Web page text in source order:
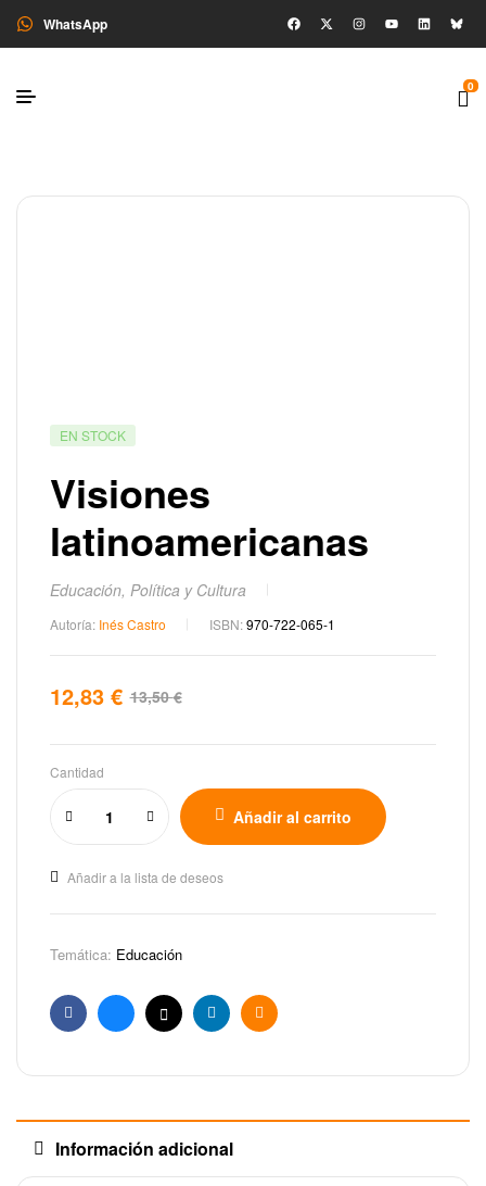
WhatsApp
0
EN STOCK
Visiones
latinoamericanas
Educación, Política y Cultura
Autoría: Inés Castro ISBN:970-722-065-1
13,50€
12,83 €
Cantidad
Añadir al carrito
Añadir a la lista de deseos
Temática: Educación
FacebookBlueskyX LinkedinEmail
Información adicional